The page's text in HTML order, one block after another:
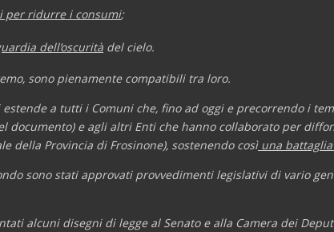
per ridurre i consumi;
dell’oscurità del cielo.
sono pienamente compatibili tra loro.
a tutti i Comuni che, fino ad oggi e precorrendo i
e agli altri Enti che hanno collaborato per
della Provincia di Frosinone), sostenendo cosìuna battaglia
sono stati approvati provvedimenti legislativi di vario
alcuni disegni di legge al Senato e alla Camera dei